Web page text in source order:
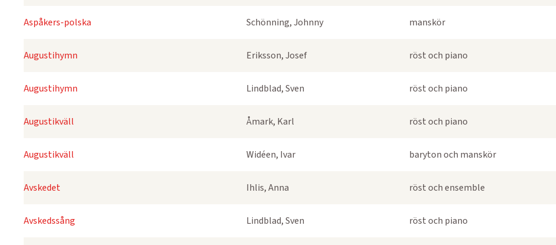
Aspåkers-polska Schönning, Johnny manskör
Augustihymn Eriksson, Josef röst och piano
Augustihymn Lindblad, Sven röst och piano
Augustikväll Åmark, Karl röst och piano
Augustikväll Widéen, Ivar baryton och manskör
Avskedet Ihlis, Anna röst och ensemble
Avskedssång Lindblad, Sven röst och piano